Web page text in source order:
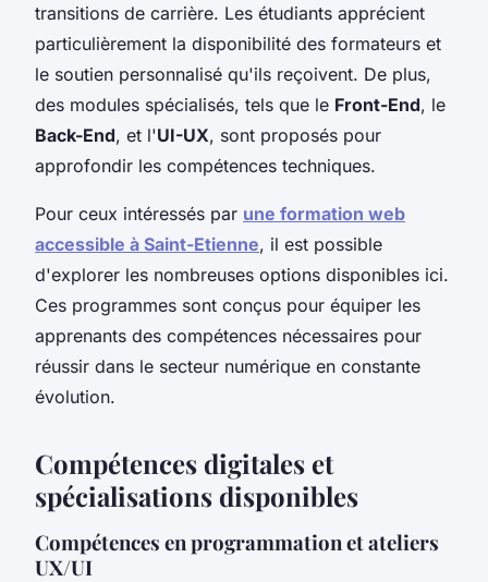
transitions de carrière. Les étudiants apprécient
particulièrement la disponibilité des formateurs et
le soutien personnalisé qu'ils reçoivent. De plus,
des modules spécialisés, tels que le Front-End, le
Back-End, et l'UI-UX, sont proposés pour
approfondir les compétences techniques.
Pour ceux intéressés par une formation web
accessible à Saint-Etienne, il est possible
d'explorer les nombreuses options disponibles ici.
Ces programmes sont conçus pour équiper les
apprenants des compétences nécessaires pour
réussir dans le secteur numérique en constante
évolution.
Compétences digitales et
spécialisations disponibles
Compétences en programmation et ateliers
UX/UI